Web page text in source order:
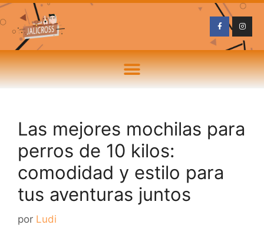
Las mejores mochilas para
perros de 10 kilos:
comodidad y estilo para
tus aventuras juntos
por Ludi